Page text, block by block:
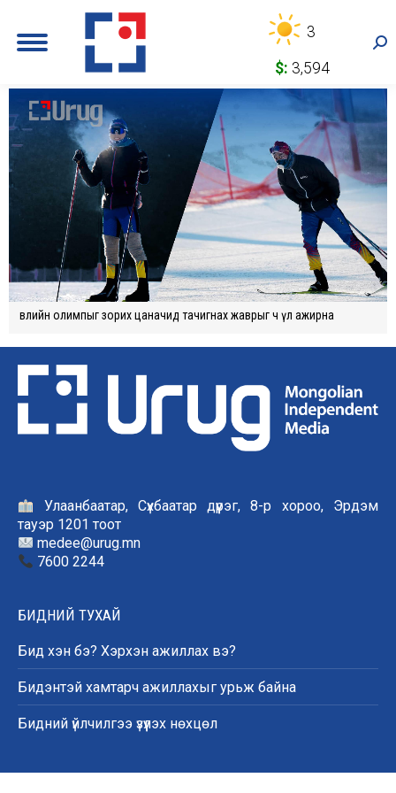
3
$: 3,594
Өвлийн олимпыг зорих цаначид тачигнах жаврыг ч үл ажирна
Улаанбаатар, Сүхбаатар дүүрэг, 8-р хороо, Эрдэм
тауэр 1201 тоот
medee@urug.mn
7600 2244
БИДНИЙ ТУХАЙ
Бид хэн бэ? Хэрхэн ажиллах вэ?
Бидэнтэй хамтарч ажиллахыг урьж байна
Бидний үйлчилгээ үзүүлэх нөхцөл